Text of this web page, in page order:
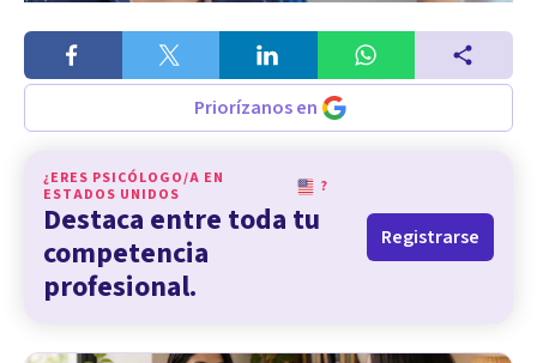
Priorízanos en
¿ERES PSICÓLOGO/A EN
ESTADOS UNIDOS
?
Destaca entre toda tu
competencia
profesional.
Registrarse